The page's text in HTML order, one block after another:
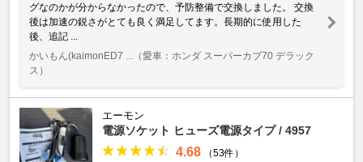
グなのかが分からなかったので、予防整備で交換しました。 交換
後は加速の鋭さがとても良く満足してます。長期的に使用した
後、追記 ...
かいもん(kaimonED7 ...
（愛車：ホンダ スーパーカブ70 デラック
ス）
エーモン
電源ソケット ヒューズ電源タイプ / 4957
4.68
（53件）